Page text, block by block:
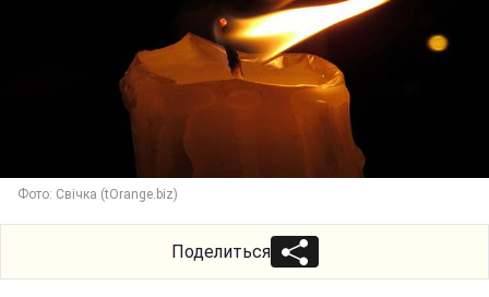
Фото: Свічка (tOrange.biz)
Поделиться